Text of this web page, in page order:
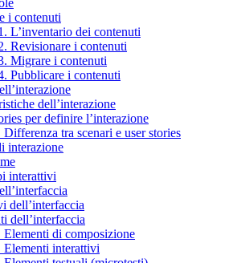
i contenuti
L’inventario dei contenuti
Revisionare i contenuti
Migrare i contenuti
Pubblicare i contenuti
dell’interazione
per definire l’interazione
Differenza tra scenari e user stories
interazione
interattivi
dell’interfaccia
dell’interfaccia
Elementi di composizione
Elementi interattivi